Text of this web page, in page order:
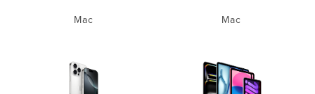
Mac Mac